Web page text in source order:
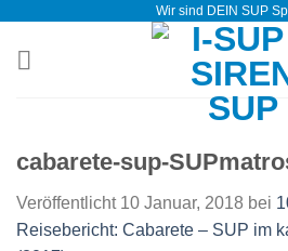
springen
Wir sind DEIN SUP
cabarete-sup-
Veröffentlicht 10 Januar, 2018 bei
Reisebericht: Cabarete – SUP im